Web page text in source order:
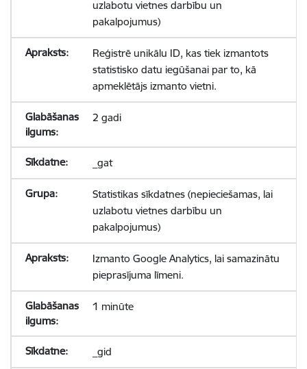
uzlabotu vietnes darbību un
pakalpojumus)
Reģistrē unikālu ID, kas tiek izmantots
statistisko datu iegūšanai par to, kā
apmeklētājs izmanto vietni.
2 gadi
_gat
Statistikas sīkdatnes (nepieciešamas, lai
uzlabotu vietnes darbību un
pakalpojumus)
Izmanto Google Analytics, lai samazinātu
pieprasījuma līmeni.
1 minūte
_gid